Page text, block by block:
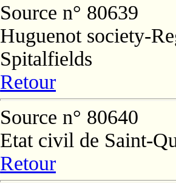
Source n° 80639
Huguenot society-
Spitalfields
Retour
Source n° 80640
Etat civil de Saint-
Retour